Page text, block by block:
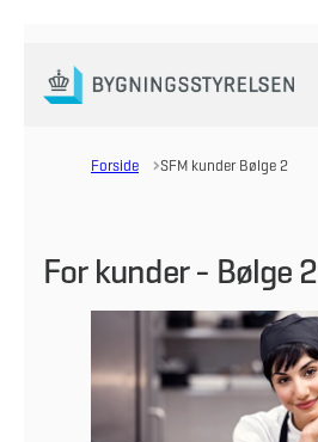
Gå til forsiden
Forside SFM kunder Bølge 2
For kunder - Bølge 2